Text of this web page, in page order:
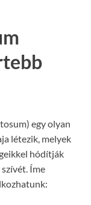
egy olyan
létezik, melyek
hódítják
Íme